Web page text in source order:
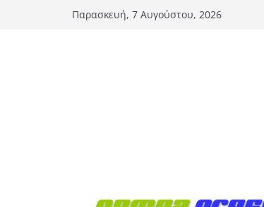
Παρασκευή, 7 Αυγούστου, 2026